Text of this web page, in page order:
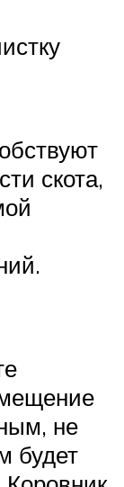
скота,
не
будет